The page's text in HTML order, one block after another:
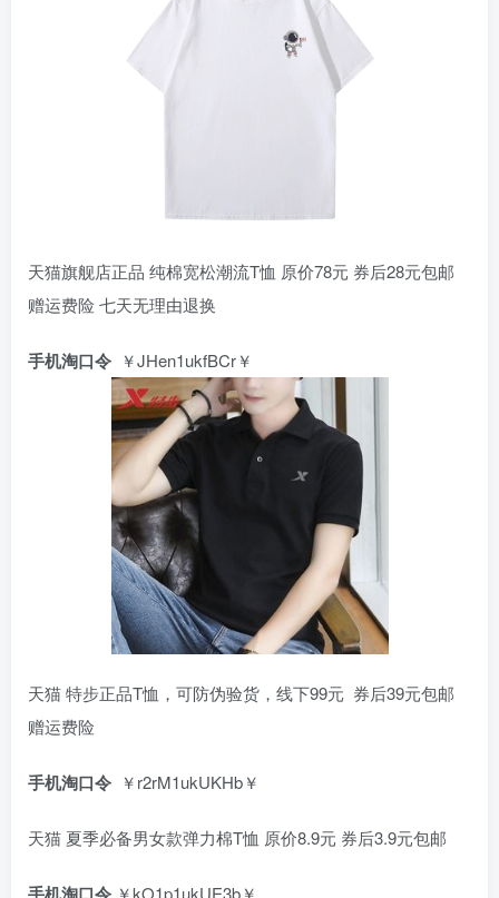
天猫旗舰店正品 纯棉宽松潮流T恤 原价78元 券后28元包邮
赠运费险 七天无理由退换
手机淘口令 ￥JHen1ukfBCr￥
天猫 特步正品T恤，可防伪验货，线下99元 券后39元包邮
赠运费险
手机淘口令 ￥r2rM1ukUKHb￥
天猫 夏季必备男女款弹力棉T恤 原价8.9元 券后3.9元包邮
￥kO1p1ukUE3b￥